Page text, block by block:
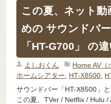
この夏、ネット動
めの サウンドバ
「HT-G700」 の
よしおくん Home AV（
ホームシアター
HT-X8500
サウンドバー「HT-X8500」
この夏、TVer / Netflix / Hulu